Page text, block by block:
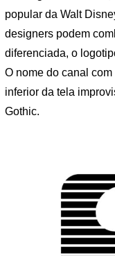
popular da Walt
designers podem
diferenciada, o
O nome do canal com
inferior da tela
Gothic.